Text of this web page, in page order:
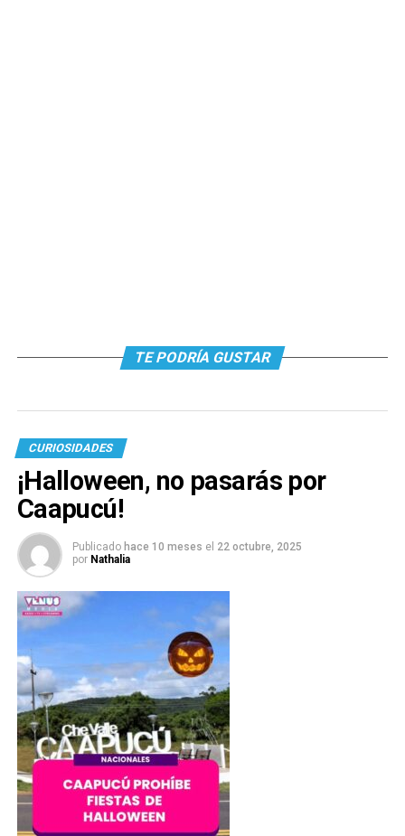
TE PODRÍA GUSTAR
CURIOSIDADES
¡Halloween, no pasarás por
Caapucú!
Publicado hace 10 meses el 22 octubre, 2025
por Nathalia